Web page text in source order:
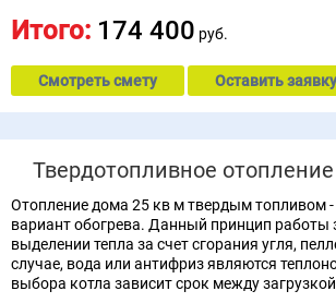
Итого: 174 400 руб.
Смотреть смету Оставить заявку
Твердотопливное
Отопление дома 25 кв м твердым топливом -
вариант обогрева. Данный принцип работы
выделении тепла за счет сгорания угля,
случае, вода или антифриз являются
выбора котла зависит срок между